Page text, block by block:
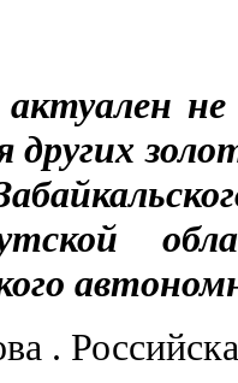
других
.